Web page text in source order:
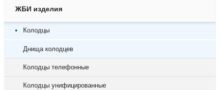
ЖБИ изделия
Колодцы
Днища колодцев
Колодцы телефонные
Колодцы унифицированные